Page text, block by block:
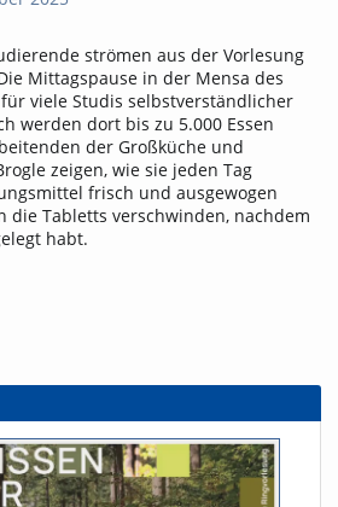
strömen aus der Vorlesung
Mittagspause in der Mensa des
viele Studis selbstverständlicher
werden dort bis zu 5.000 Essen
der Großküche und
zeigen, wie sie jeden Tag
frisch und ausgewogen
die Tabletts verschwinden, nachdem
habt.